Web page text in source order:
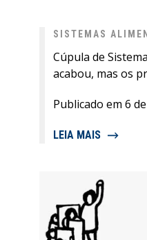
SISTEMAS
Cúpula de
acabou, mas os
Publicado em 6
LEIA MAIS